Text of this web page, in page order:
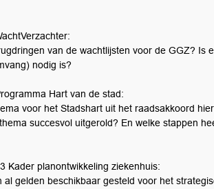
van de wachtlijsten voor de GGZ? Is
nodig is?
Hart van de stad:
voor het Stadshart uit het raadsakkoord
succesvol uitgerold? En welke stappen
Kader planontwikkeling ziekenhuis:
al gelden beschikbaar gesteld voor het